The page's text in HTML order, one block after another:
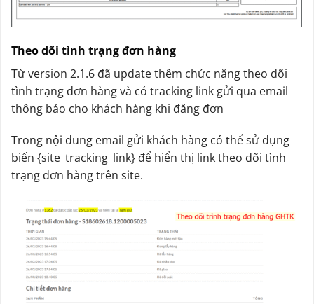
Theo dõi tình trạng đơn hàng
Từ version 2.1.6 đã update thêm chức năng theo dõi
tình trạng đơn hàng và có tracking link gửi qua email
thông báo cho khách hàng khi đăng đơn
Trong nội dung email gửi khách hàng có thể sử dụng
biến {site_tracking_link} để hiển thị link theo dõi tình
trạng đơn hàng trên site.